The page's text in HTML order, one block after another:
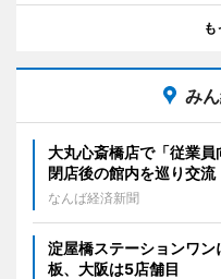
も
み
大丸心斎橋店で「従業
閉店後の館内を巡り交流
なんば経済新聞
淀屋橋ステーションワ
板、大阪は5店舗目